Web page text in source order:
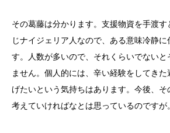
その葛藤は分かります。支援物資を手渡す
じナイジェリア人なので、ある意味冷静に
す。人数が多いので、それくらいでないと
ません。個人的には、辛い経験をしてき
げたいという気持ちはあります。今後、そ
考えていければなとは思っているのですが。